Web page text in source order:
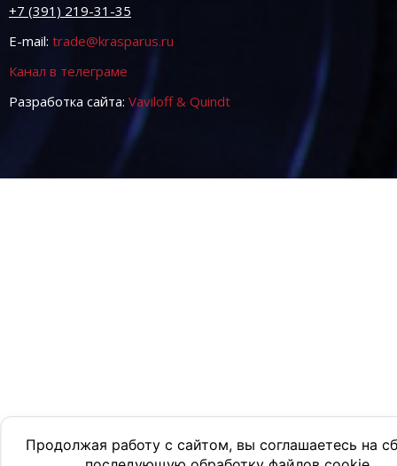
Продолжая работу с сайтом, вы соглашаетесь на
+7 (391) 219-31-35
E-mail: trade@krasparus.ru
Канал в телеграме
Разработка сайта: Vaviloff & Quindt